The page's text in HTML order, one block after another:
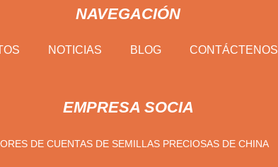
NAVEGACIÓN
NOTICIAS BLOG CONTÁCTENOS
EMPRESA SOCIA
DE CUENTAS DE SEMILLAS PRECIOSAS DE CHINA